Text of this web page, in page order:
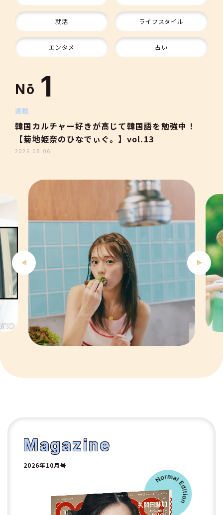
就活 ライフスタイル
エンタメ 占い
Nō
9
10
1
2
3
4
5
6
7
8
9
10
2
連載
韓国カルチャー好きが高じて韓国語を勉強中！
【菊地姫奈のひなでぃぐ。】vol.13
2026.08.06
Magazine
2026年10月号